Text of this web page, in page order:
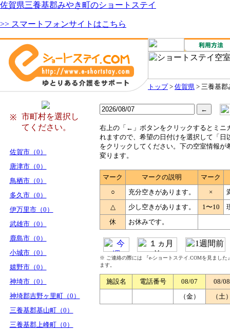
佐賀県三養基郡みやき町のショートステイ
>> スマートフォンサイトはこちら
トップ> 佐賀県 > 三養基郡
※
市町村を選択し
てください。
佐賀市（0）
唐津市（0）
鳥栖市（0）
多久市（0）
伊万里市（0）
武雄市（0）
鹿島市（0）
小城市（0）
嬉野市（0）
神埼市（0）
神埼郡吉野ヶ里町（0）
三養基郡基山町（0）
三養基郡上峰町（0）
右上の「←」ボタンをクリックするとミニ
れますので、希望の日付けを選択して「日
をクリックしてください。下の空室情報が
変ります。
マーク マークの説明
マーク
○
充分空きがあります。 ×
△
少し空きがあります。 1〜10
休
お休みです。
※ ご連絡の際には 『e-ショートステイ.COMを見まし
ます。
施設名 電話番号 08/07
08/08
（金）
（土